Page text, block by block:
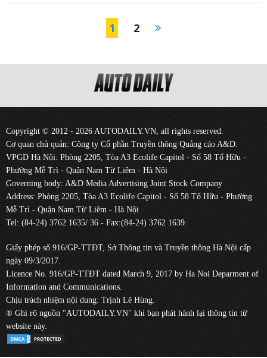
1 2
Copyright © 2012 - 2026 AUTODAILY.VN, all rights reserved.
Cơ quan chủ quản: Công ty Cổ phần Truyền thông Quảng cáo A&D.
VPGD Hà Nội: Phòng 2205, Tòa A3 Ecolife Capitol - Số 58 Tố Hữu -
Phường Mễ Trì - Quận Nam Từ Liêm - Hà Nội
Governing body: A&D Media Advertising Joint Stock Company
Address: Phòng 2205, Tòa A3 Ecolife Capitol - Số 58 Tố Hữu - Phường
Mễ Trì - Quận Nam Từ Liêm - Hà Nội
Tel: (84-24) 3762 1635/ 36 - Fax:(84-24) 3762 1639.
Giấy phép số 916/GP-TTĐT, Sở Thông tin và Truyền thông Hà Nội cấp
ngày 09/3/2017.
Licence No. 916/GP-TTĐT dated March 9, 2017 by Ha Noi Deparment of
Information and Communications.
Chịu trách nhiệm nội dung: Trịnh Lê Hùng.
® Ghi rõ nguồn "AUTODAILY.VN" khi bạn phát hành lại thông tin từ
website này.